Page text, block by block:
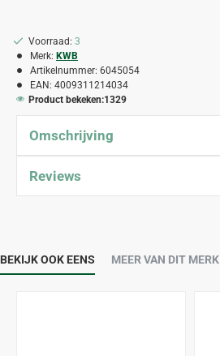
Voorraad: 3
Merk: KWB
Artikelnummer: 6045054
EAN: 4009311214034
Product bekeken:1329
Omschrijving
Reviews
BEKIJK OOK EENS MEER VAN DIT MERK